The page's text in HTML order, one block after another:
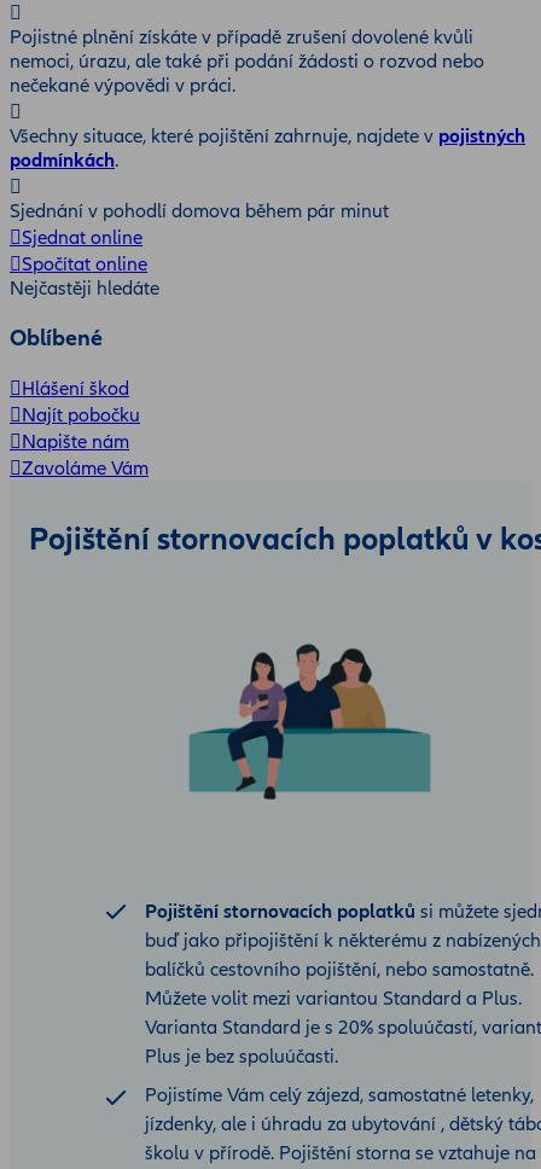
Pojistné plnění získáte v případě zrušení dovolené kvůli
nemoci, úrazu, ale také při podání žádosti o rozvod nebo
nečekané výpovědi v práci.
Všechny situace, které pojištění zahrnuje, najdete v pojistných
podmínkách.
Sjednání v pohodlí domova během pár minut
Sjednat online
Spočítat online
Nejčastěji hledáte
Oblíbené
Hlášení škod
Najít pobočku
Napište nám
Zavoláme Vám
Pojištění stornovacích poplatků v
Pojištění stornovacích poplatků si můžete
buď jako připojištění k některému z nabízených
balíčků cestovního pojištění, nebo samostatně.
Můžete volit mezi variantou Standard a Plus.
Varianta Standard je s 20% spoluúčastí,
Plus je bez spoluúčasti.
Pojistíme Vám celý zájezd, samostatné letenky,
jízdenky, ale i úhradu za ubytování , dětský
školu v přírodě. Pojištění storna se vztahuje na